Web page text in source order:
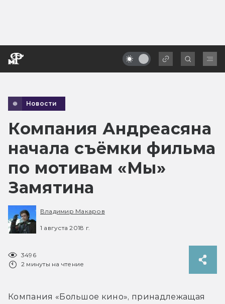
Новости
Компания Андреасяна
начала съёмки фильма
по мотивам «Мы»
Замятина
Владимир Макаров
1 августа 2018 г.
3496
2 минуты на чтение
Компания «Большое кино», принадлежащая